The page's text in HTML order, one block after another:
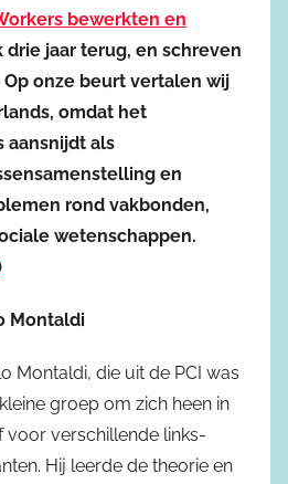
bewerkten en
drie jaar terug, en schreven
onze beurt vertalen wij
omdat het
aansnijdt als
en
rond vakbonden,
wetenschappen.
Montaldi
Montaldi, die uit de PCI was
groep om zich heen in
voor verschillende links-
Hij leerde de theorie en